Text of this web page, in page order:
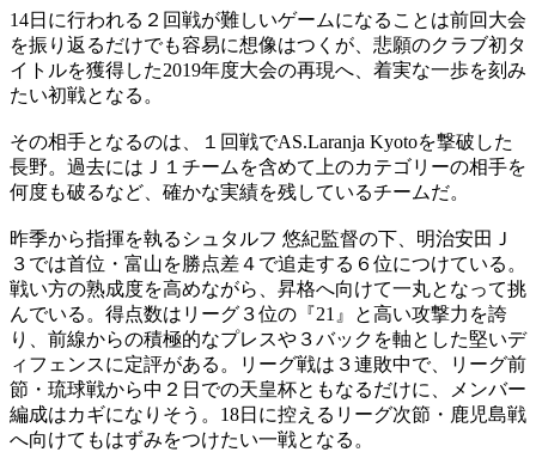
14日に行われる２回戦が難しいゲームになることは前回大会
を振り返るだけでも容易に想像はつくが、悲願のクラブ初タ
イトルを獲得した2019年度大会の再現へ、着実な一歩を刻み
たい初戦となる。
その相手となるのは、１回戦でAS.Laranja Kyotoを撃破した
長野。過去にはＪ１チームを含めて上のカテゴリーの相手を
何度も破るなど、確かな実績を残しているチームだ。
昨季から指揮を執るシュタルフ 悠紀監督の下、明治安田Ｊ
３では首位・富山を勝点差４で追走する６位につけている。
戦い方の熟成度を高めながら、昇格へ向けて一丸となって挑
んでいる。得点数はリーグ３位の『21』と高い攻撃力を誇
り、前線からの積極的なプレスや３バックを軸とした堅いデ
ィフェンスに定評がある。リーグ戦は３連敗中で、リーグ前
節・琉球戦から中２日での天皇杯ともなるだけに、メンバー
編成はカギになりそう。18日に控えるリーグ次節・鹿児島戦
へ向けてもはずみをつけたい一戦となる。